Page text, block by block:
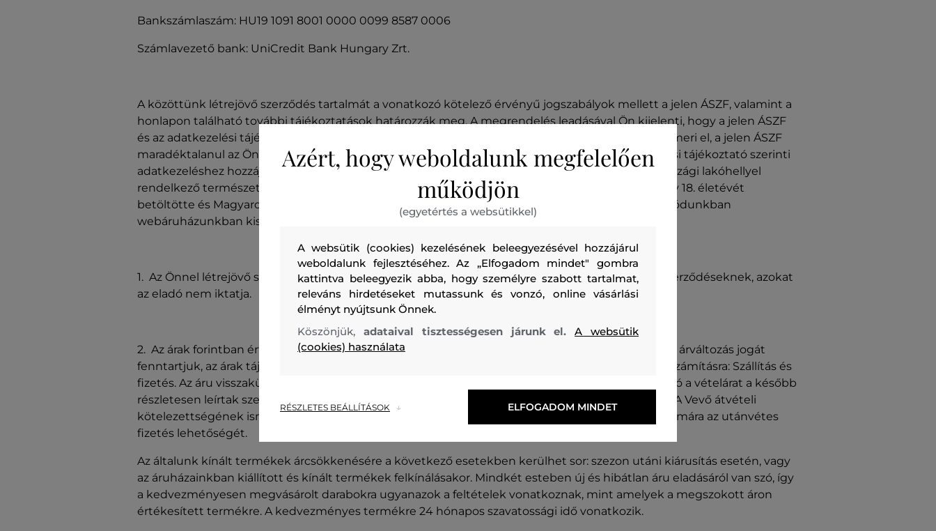
Bankszámlaszám: HU19 1091 8001 0000 0099 8587 0006
Számlavezető bank: UniCredit Bank Hungary Zrt.
A közöttünk létrejövő szerződés tartalmát a vonatkozó kötelező érvényű jogszabályok mellett a jelen ÁSZF, valamint a
honlapon található további tájékoztatások határozzák meg. A megrendelés leadásával Ön kijelenti, hogy a jelen ÁSZF
és az adatkezelési tájékoztató tartalmát megismerte, azokat Önre nézve kötelező érvényűnek ismeri el, a jelen ÁSZF
maradéktalanul az Ön és az eladó között létrejövő szerződés részét képezi és hogy az adatkezelési tájékoztató szerinti
adatkezeléshez hozzájárul. Az eladó webáruházában kizárólag 18. életévüket betöltött, magyarországi lakóhellyel
rendelkező természetes személyek vásárolhatnak, a megrendeléssel Ön akként nyilatkozik, hogy 18. életévét
betöltötte és Magyarországon lakóhellyel rendelkezik. Céges megrendelőket jelenleg nem áll módunkban
webáruházunkban kiszolgálni!
1. Az Önnel létrejövő szerződés nyelve a magyar. A szerződések nem minősülnek írásba foglalt szerződéseknek, azokat
az eladó nem iktatja.
2. Az árak forintban értendőek, tartalmazzák a mindenkor hatályos jogszabályok szerinti ÁFÁ-t. Az árváltozás jogát
fenntartjuk, az árak tájékoztató jellegűek. A szállítási költségek a következők szerint kerülnek felszámításra: Szállítás és
fizetés. Az áru visszaküldésének költségeit cégünk fedezi, így az Ön számára ingyenes. A fogyasztó a vételárat a később
részletesen leírtak szerint vagy bankkártyával előre, vagy utánvéttel fizetheti meg eladó részére. A Vevő átvételi
kötelezettségének ismételt megsértése esetén az Eladó jogosult arra, hogy korlátozza a vevő számára az utánvétes
fizetés lehetőségét.
Az általunk kínált termékek árcsökkenésére a következő esetekben kerülhet sor: szezon utáni kiárusítás esetén, vagy
az áruházainkban kiállított és kínált termékek felkínálásakor. Mindkét esteben új és hibátlan áru eladásáról van szó, így
a kedvezményesen megvásárolt darabokra ugyanazok a feltételek vonatkoznak, mint amelyek a megszokott áron
értékesített termékre. A kedvezményes termékre 24 hónapos szavatossági idő vonatkozik.
Azért, hogy weboldalunk megfelelően
működjön
(egyetértés a websütikkel)
A websütik (cookies) kezelésének beleegyezésével hozzájárul
weboldalunk fejlesztéséhez. Az „Elfogadom mindet" gombra
kattintva beleegyezik abba, hogy személyre szabott tartalmat,
releváns hirdetéseket mutassunk és vonzó, online vásárlási
élményt nyújtsunk Önnek.
Köszönjük, adataival tisztességesen járunk el.A websütik
(cookies) használata
RÉSZLETES BEÁLLÍTÁSOK ELFOGADOM MINDET